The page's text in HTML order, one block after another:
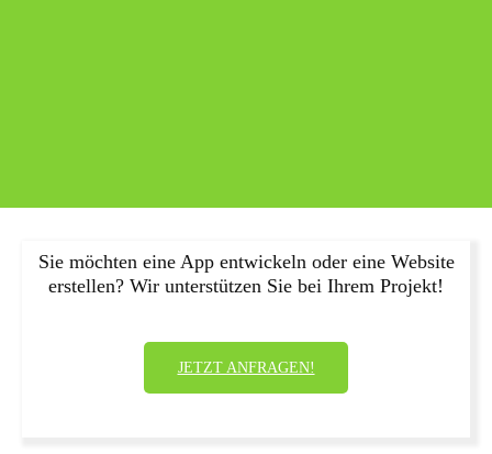
Sie möchten eine App entwickeln oder eine Website
erstellen? Wir unterstützen Sie bei Ihrem Projekt!
JETZT ANFRAGEN!